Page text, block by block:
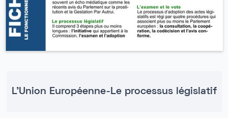
L'Union Européenne-Le processus législatif